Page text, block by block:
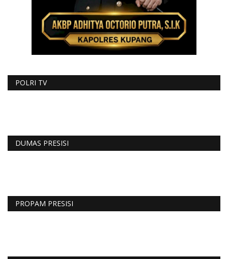
POLRI TV
DUMAS PRESISI
PROPAM PRESISI